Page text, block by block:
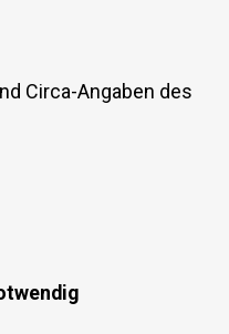
Circa-Angaben des